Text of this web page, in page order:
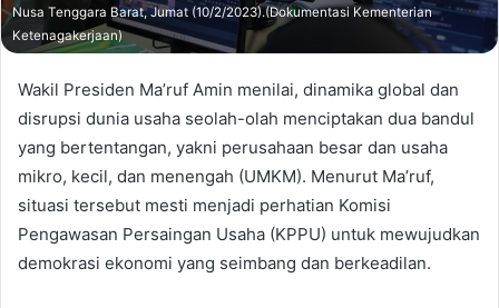
Nusa Tenggara Barat, Jumat (10/2/2023).(Dokumentasi Kementerian
Ketenagakerjaan)
Wakil Presiden Ma’ruf Amin menilai, dinamika global dan
disrupsi dunia usaha seolah-olah menciptakan dua bandul
yang bertentangan, yakni perusahaan besar dan usaha
mikro, kecil, dan menengah (UMKM). Menurut Ma’ruf,
situasi tersebut mesti menjadi perhatian Komisi
Pengawasan Persaingan Usaha (KPPU) untuk mewujudkan
demokrasi ekonomi yang seimbang dan berkeadilan.